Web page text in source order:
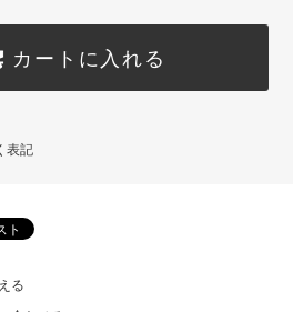
カートに入れる
表記
る